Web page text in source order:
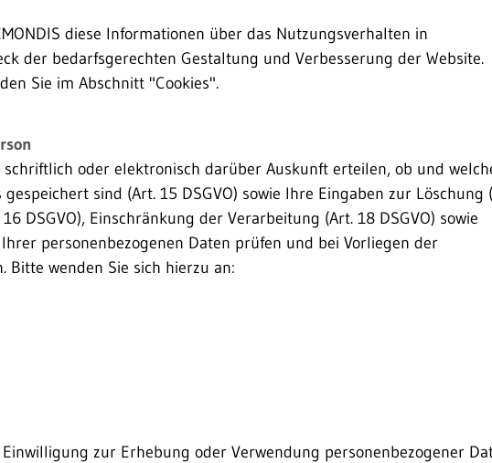
diese Informationen über das Nutzungsverhalten in
der bedarfsgerechten Gestaltung und Verbesserung der Website.
Sie im Abschnitt "Cookies".
oder elektronisch darüber Auskunft erteilen, ob und
sind (Art. 15 DSGVO) sowie Ihre Eingaben zur Löschung
DSGVO), Einschränkung der Verarbeitung (Art. 18 DSGVO) sowie
personenbezogenen Daten prüfen und bei Vorliegen der
Bitte wenden Sie sich hierzu an:
zur Erhebung oder Verwendung personenbezogener